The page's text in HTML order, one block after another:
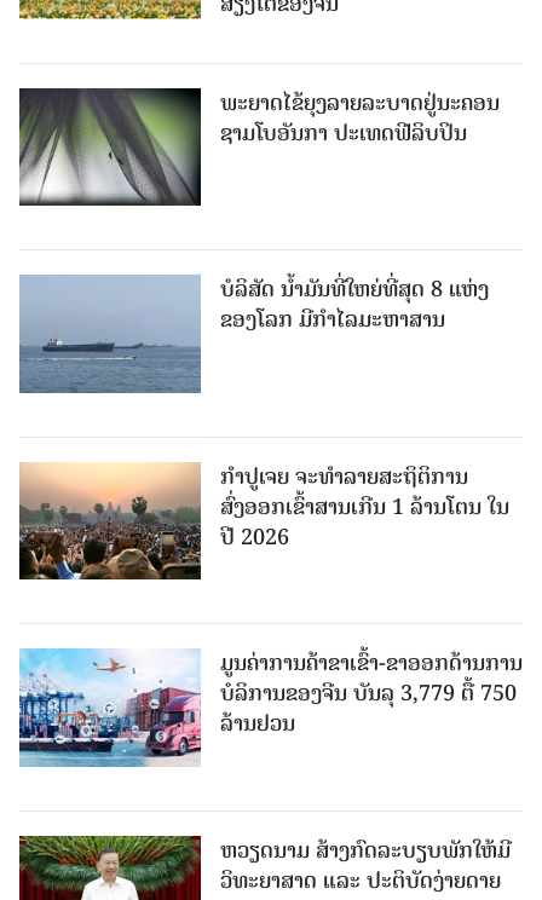
ພະຍາດໄຂ້ຍຸງລາຍລະບາດຢູ່ນະຄອນ
ຊາມໂບ​ອັນກາ ປະເທດຟີລິບປິນ
ບໍລິສັດ ນ້ຳມັນທີ່ໃຫຍ່ທີ່ສຸດ 8 ແຫ່ງ
ຂອງໂລກ ມີກຳໄລມະຫາສານ
ກຳປູເຈຍ ຈະທຳລາຍສະຖິຕິການ
ສົ່ງອອກເຂົ້າສານເກີນ 1 ລ້ານໂຕນ ໃນ
ປີ 2026
ມູນຄ່າການຄ້າຂາເຂົ້າ-ຂາອອກດ້ານການ
ບໍລິການຂອງຈີນ ບັນລຸ 3,779 ຕື້ 750
ລ້ານຢວນ
ຫວຽດນາມ ສ້າງກົດລະບຽບພັກໃຫ້ມີ
ວິທະຍາສາດ ແລະ ປະຕິບັດງ່າຍດາຍ